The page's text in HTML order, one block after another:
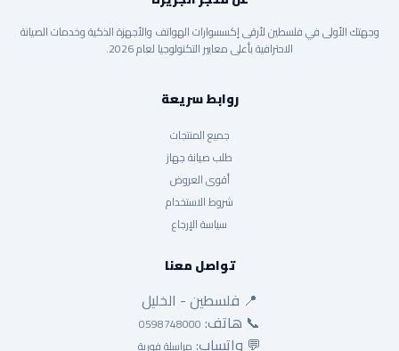
وجهتك الأولى في فلسطين لأرقى إكسسوارات الهواتف والأجهزة الذكية وخدمات الصيانة
الاحترافية بأعلى معايير التكنولوجيا لعام 2026.
روابط سريعة
جميع المنتجات
طلب صيانة جهاز
أقوى العروض
شروط الاستخدام
سياسة الإرجاع
تواصل معنا
📍 فلسطين - الخليل
📞 هاتف: 0598748000
💬 واتساب: مراسلة فورية